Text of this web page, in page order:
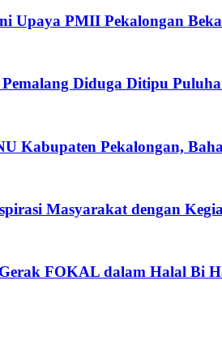
Upaya PMII Pekalongan
Diduga Ditipu
Kabupaten Pekalongan,
Masyarakat dengan
FOKAL dalam Halal Bi